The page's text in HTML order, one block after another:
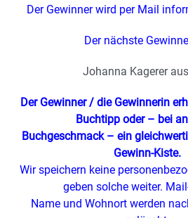
Der Gewinner wird per Mail
Der nächste
Johanna Kagerer
Der Gewinner / die Gewinnerin
Buchtipp oder – bei
Buchgeschmack – ein
Gewinn-Kiste.
Wir speichern keine
geben solche weiter.
Name und Wohnort werden